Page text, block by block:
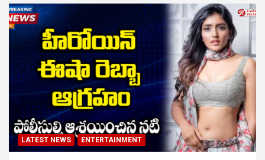
LATEST NEWS ENTERTAINMENT